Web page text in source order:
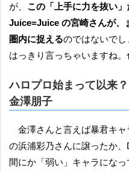
が、 この「上手に力を抜い」
Juice=Juice の宮崎さんが
圏内に捉えるのではないでし
はっきり言っちゃいますね。
ハロプロ始まって以来
金澤朋子
金澤さんと言えば暴君キャラのはずが、謎の暴君は こぶし
の浜浦彩乃さんに譲ったか
間にか「弱い」キャラにな